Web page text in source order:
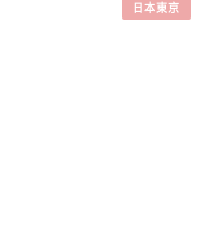
日本東京